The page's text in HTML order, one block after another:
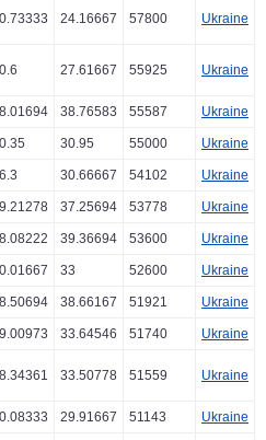
24.16667 57800 Ukraine
27.61667 55925 Ukraine
38.76583 55587 Ukraine
30.95 55000 Ukraine
30.66667 54102 Ukraine
37.25694 53778 Ukraine
39.36694 53600 Ukraine
33 52600 Ukraine
38.66167 51921 Ukraine
33.64546 51740 Ukraine
33.50778 51559 Ukraine
29.91667 51143 Ukraine